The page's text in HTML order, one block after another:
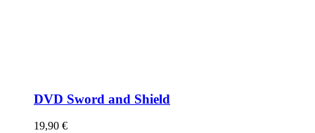
DVD Sword and Shield
19,90 €